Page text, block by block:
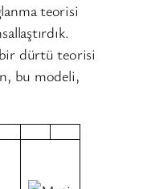
teorisi
dürtü teorisi
bu modeli,